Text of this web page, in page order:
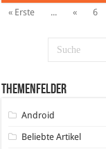
« Erste ... « 6
Themenfelder
Android
Beliebte Artikel